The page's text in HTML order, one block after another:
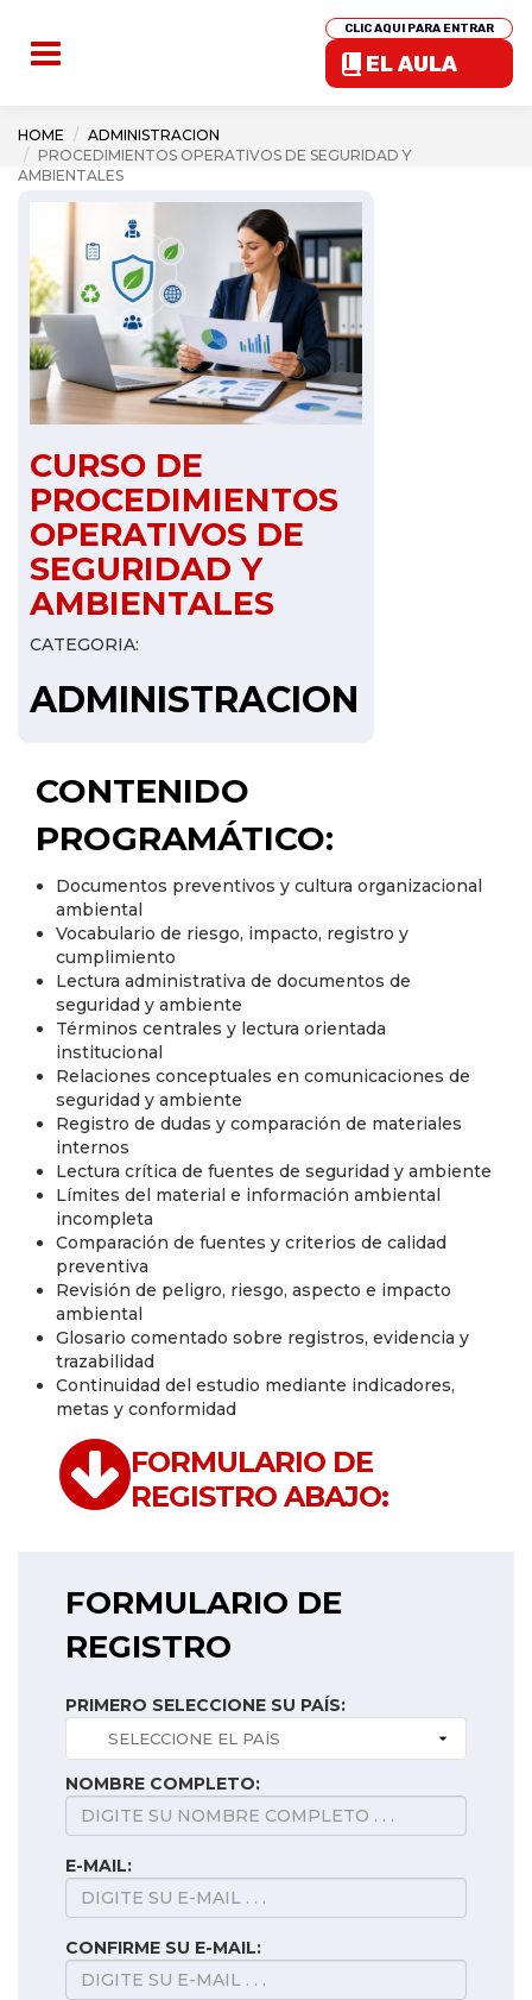
CLIC AQUI PARA ENTRAR
EL AULA
HOME
ADMINISTRACION
PROCEDIMIENTOS OPERATIVOS DE SEGURIDAD Y
AMBIENTALES
CURSO DE
PROCEDIMIENTOS
OPERATIVOS DE
SEGURIDAD Y
AMBIENTALES
CATEGORIA:
ADMINISTRACION
CONTENIDO
PROGRAMÁTICO:
Documentos preventivos y cultura organizacional
ambiental
Vocabulario de riesgo, impacto, registro y
cumplimiento
Lectura administrativa de documentos de
seguridad y ambiente
Términos centrales y lectura orientada
institucional
Relaciones conceptuales en comunicaciones de
seguridad y ambiente
Registro de dudas y comparación de materiales
internos
Lectura crítica de fuentes de seguridad y ambiente
Límites del material e información ambiental
incompleta
Comparación de fuentes y criterios de calidad
preventiva
Revisión de peligro, riesgo, aspecto e impacto
ambiental
Glosario comentado sobre registros, evidencia y
trazabilidad
Continuidad del estudio mediante indicadores,
metas y conformidad
FORMULARIO DE
REGISTRO ABAJO:
FORMULARIO DE
REGISTRO
PRIMERO SELECCIONE SU PAÍS:
NOMBRE COMPLETO:
E-MAIL:
CONFIRME SU E-MAIL: